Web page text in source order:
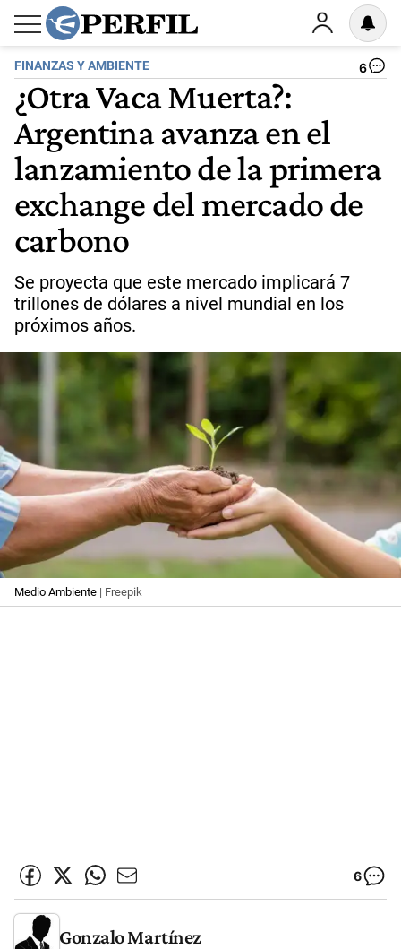
FINANZAS Y AMBIENTE 6
¿Otra Vaca Muerta?:
Argentina avanza en el
lanzamiento de la primera
exchange del mercado de
carbono
Se proyecta que este mercado implicará 7
trillones de dólares a nivel mundial en los
próximos años.
Medio Ambiente | Freepik
6
Gonzalo Martínez